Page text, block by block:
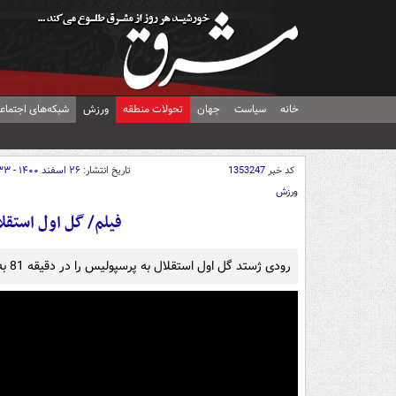
خانه سیاست جهان تحولات منطقه ورزش شبکه‌های
کد خبر1353247 تاریخ انتشار: ۲۶ اسفند ۱۴۰۰ - ۱۹:۳۳
ورزش
فیلم/ گل اول
رودی ژستد گل اول استقلال به پرسپولیس را در دقیقه 81 به ثمر رساند.